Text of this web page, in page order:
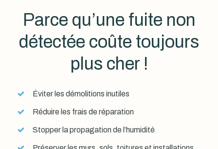
Parce qu’une fuite non
détectée coûte toujours
plus cher !
Éviter les démolitions inutiles
Réduire les frais de réparation
Stopper la propagation de l’humidité